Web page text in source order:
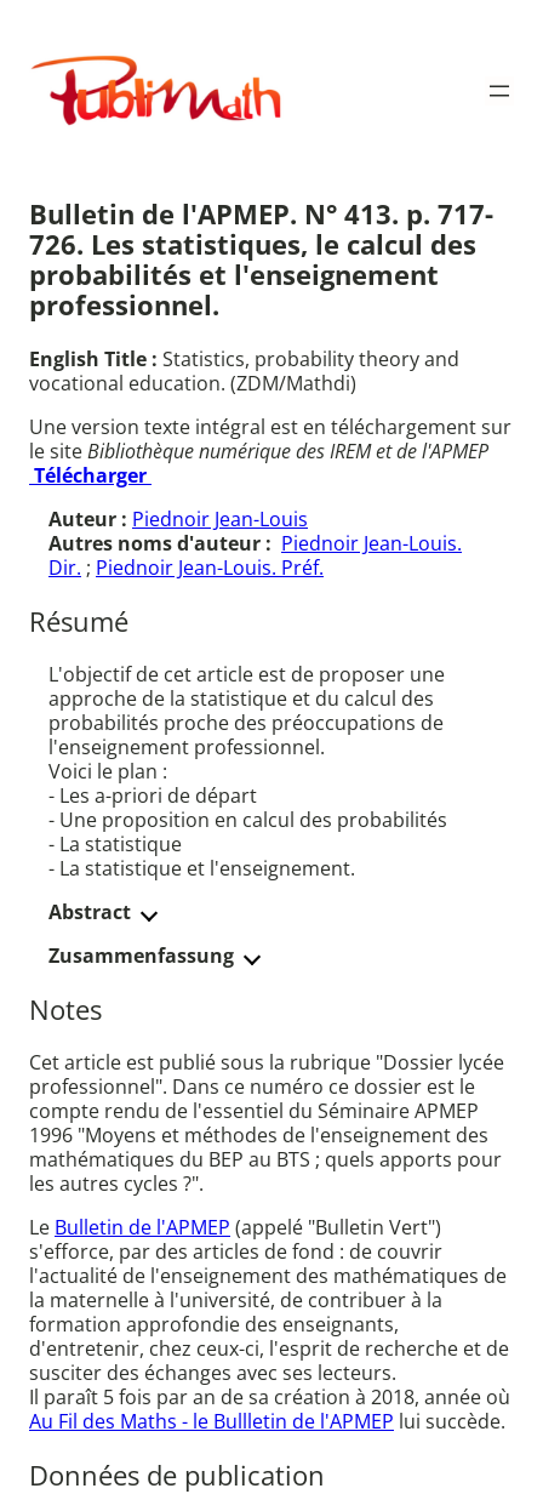
contenu
Publimath
Bulletin de l'APMEP. N° 413. p. 717-
726. Les statistiques, le calcul des
probabilités et l'enseignement
professionnel.
English Title : Statistics, probability theory and
vocational education. (ZDM/Mathdi)
Une version texte intégral est en téléchargement sur
le siteBibliothèque numérique des IREM et de l'APMEP
Télécharger
Auteur : Piednoir Jean-Louis
Autres noms d'auteur : Piednoir Jean-Louis.
Dir. ; Piednoir Jean-Louis. Préf.
Résumé
L'objectif de cet article est de proposer une
approche de la statistique et du calcul des
probabilités proche des préoccupations de
l'enseignement professionnel.
Voici le plan :
- Les a-priori de départ
- Une proposition en calcul des probabilités
- La statistique
- La statistique et l'enseignement.
Abstract
Zusammenfassung
Notes
Cet article est publié sous la rubrique "Dossier lycée
professionnel". Dans ce numéro ce dossier est le
compte rendu de l'essentiel du Séminaire APMEP
1996 "Moyens et méthodes de l'enseignement des
mathématiques du BEP au BTS ; quels apports pour
les autres cycles ?".
Le Bulletin de l'APMEP (appelé "Bulletin Vert")
s'efforce, par des articles de fond : de couvrir
l'actualité de l'enseignement des mathématiques de
la maternelle à l'université, de contribuer à la
formation approfondie des enseignants,
d'entretenir, chez ceux-ci, l'esprit de recherche et de
susciter des échanges avec ses lecteurs.
Il paraît 5 fois par an de sa création à 2018, année où
Au Fil des Maths - le Bullletin de l'APMEP lui succède.
Données de publication